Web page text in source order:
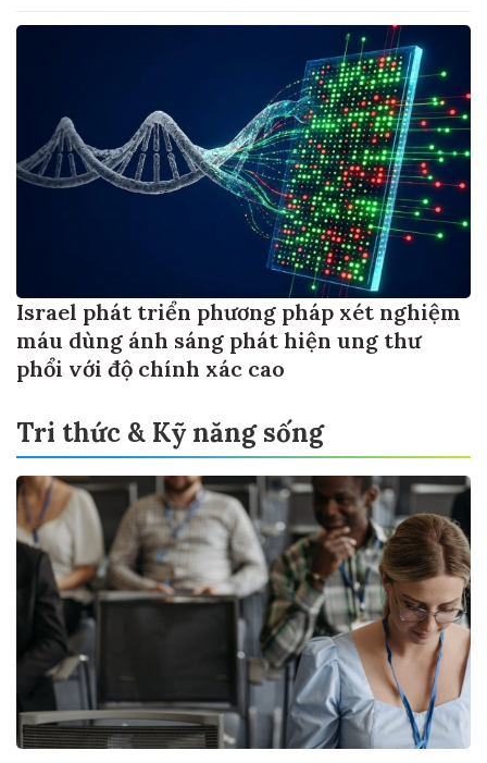
Israel phát triển phương pháp xét nghiệm
máu dùng ánh sáng phát hiện ung thư
phổi với độ chính xác cao
Tri thức & Kỹ năng sống